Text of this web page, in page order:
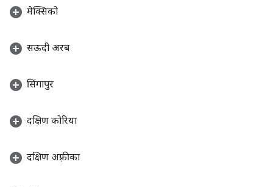
मेक्सिको
सऊदी अरब
सिंगापुर
दक्षिण कोरिया
दक्षिण अफ़्रीका